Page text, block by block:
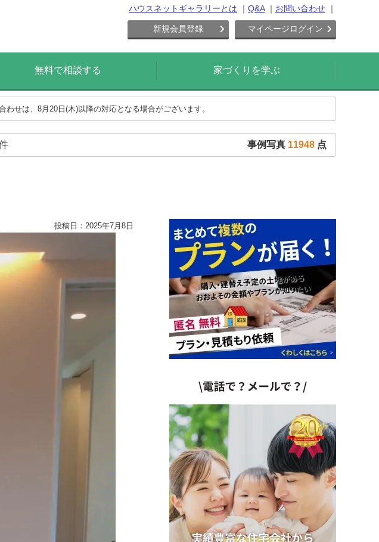
ハウスネットギャラリーとは Q&A お問い合わせ
新規会員登録 マイページログイン
無料で相談する 家づくりを学ぶ
わせは、8月20日(木)以降の対応となる場合がございます。
事例写真 11948 点
投稿日：2025年7月8日